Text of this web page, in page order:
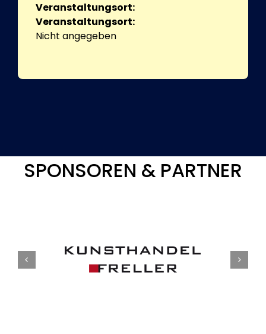
Veranstaltungsort:
Veranstaltungsort:
Nicht angegeben
SPONSOREN & PARTNER